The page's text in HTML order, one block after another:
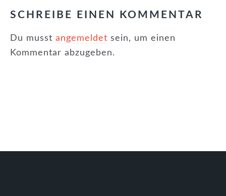
SCHREIBE EINEN KOMMENTAR
Du musst angemeldet sein, um einen
Kommentar abzugeben.